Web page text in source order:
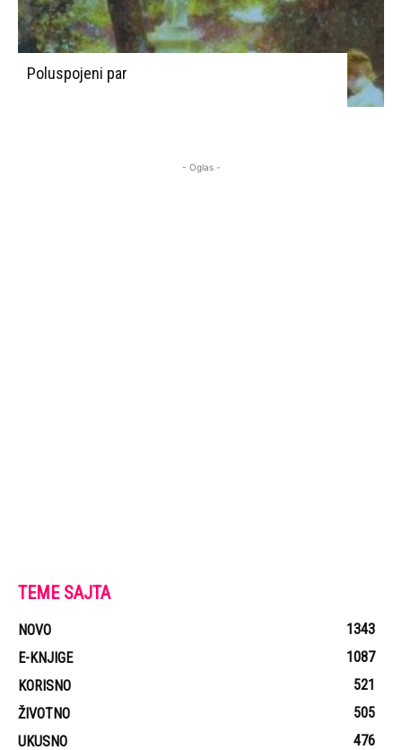
Poluspojeni par
- Oglas -
TEME SAJTA
NOVO
1343
E-KNJIGE
1087
KORISNO
521
ŽIVOTNO
505
UKUSNO
476